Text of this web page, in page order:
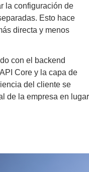
la configuración de
Esto hace
directa y menos
con el backend
Core y la capa de
del cliente se
de la empresa en lugar